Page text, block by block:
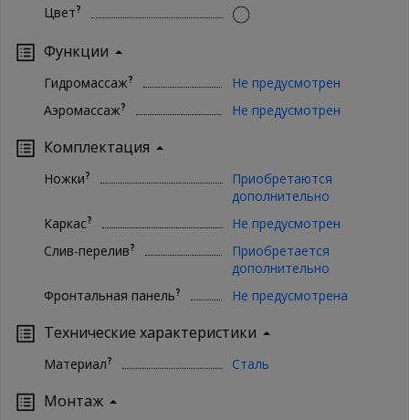
Цвет?
Функции
Гидромассаж?
Не предусмотрен
Аэромассаж? Не предусмотрен
Комплектация
Ножки?
Приобретаются
дополнительно
Каркас?
Не предусмотрен
Слив-перелив?
Приобретается
дополнительно
Фронтальная панель? Не предусмотрена
Технические характеристики
Материал? Сталь
Монтаж